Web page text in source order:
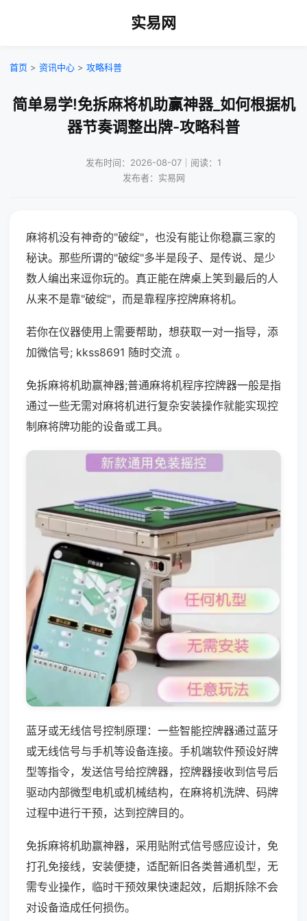
实易网
首页 > 资讯中心 > 攻略科普
简单易学!免拆麻将机助赢神器_如何根据机
器节奏调整出牌-攻略科普
发布时间：2026-08-07｜阅读：1
发布者：实易网
麻将机没有神奇的"破绽"，也没有能让你稳赢三家的
秘诀。那些所谓的"破绽"多半是段子、是传说、是少
数人编出来逗你玩的。真正能在牌桌上笑到最后的人
从来不是靠"破绽"，而是靠程序控牌麻将机。
若你在仪器使用上需要帮助，想获取一对一指导，添
加微信号; kkss8691 随时交流 。
免拆麻将机助赢神器;普通麻将机程序控牌器一般是指
通过一些无需对麻将机进行复杂安装操作就能实现控
制麻将牌功能的设备或工具。
蓝牙或无线信号控制原理：一些智能控牌器通过蓝牙
或无线信号与手机等设备连接。手机端软件预设好牌
型等指令，发送信号给控牌器，控牌器接收到信号后
驱动内部微型电机或机械结构，在麻将机洗牌、码牌
过程中进行干预，达到控牌目的。
免拆麻将机助赢神器，采用贴附式信号感应设计，免
打孔免接线，安装便捷，适配新旧各类普通机型，无
需专业操作，临时干预效果快速起效，后期拆除不会
对设备造成任何损伤。